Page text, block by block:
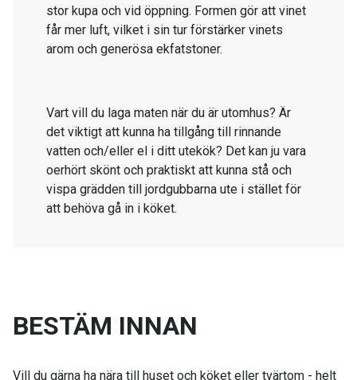
stor kupa och vid öppning. Formen gör att vinet
får mer luft, vilket i sin tur förstärker vinets
arom och generösa ekfatstoner.
Vart vill du laga maten när du är utomhus? Är
det viktigt att kunna ha tillgång till rinnande
vatten och/eller el i ditt utekök? Det kan ju vara
oerhört skönt och praktiskt att kunna stå och
vispa grädden till jordgubbarna ute i stället för
att behöva gå in i köket.
BESTÄM INNAN
Vill du gärna ha nära till huset och köket eller tvärtom - helt